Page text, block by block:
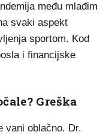
među mlađim
svaki aspekt
sportom. Kod
i financijske
Greška
vani oblačno. Dr.